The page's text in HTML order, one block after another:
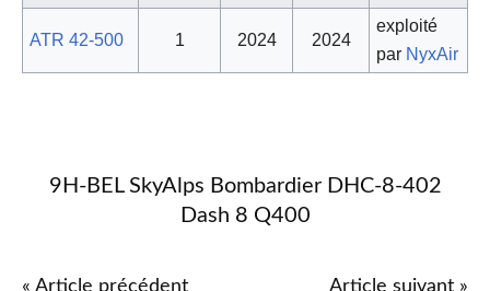
ATR 42-500 1 2024 2024
exploité
par NyxAir
9H-BEL SkyAlps Bombardier DHC-8-402
Dash 8 Q400
« Article précédent Article suivant »